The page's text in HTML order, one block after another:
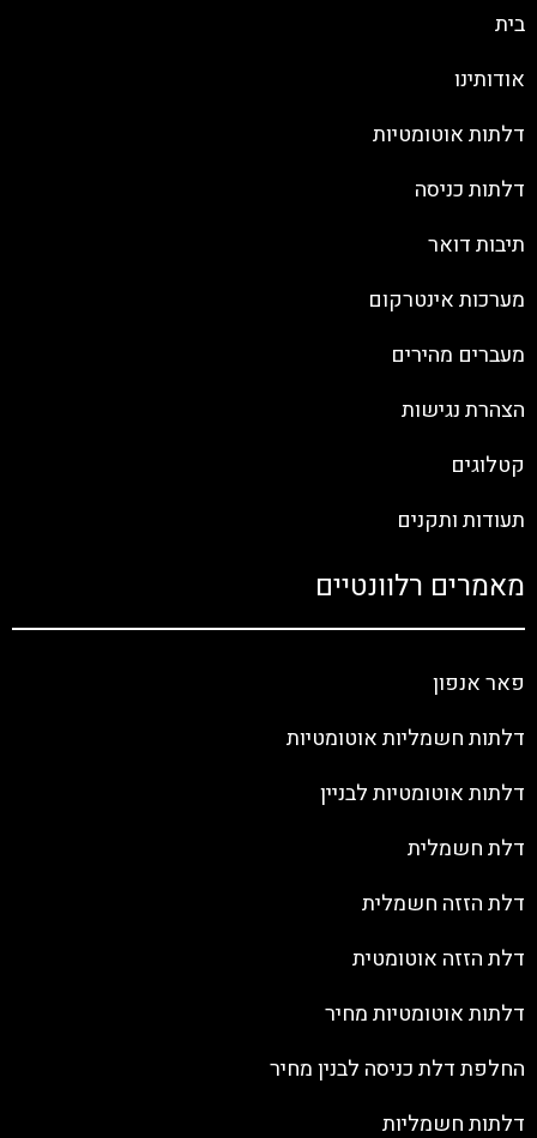
בית
אודותינו
דלתות אוטומטיות
דלתות כניסה
תיבות דואר
מערכות אינטרקום
מעברים מהירים
הצהרת נגישות
קטלוגים
תעודות ותקנים
מאמרים רלוונטיים
פאר אנפון
דלתות חשמליות אוטומטיות
דלתות אוטומטיות לבניין
דלת חשמלית
דלת הזזה חשמלית
דלת הזזה אוטומטית
דלתות אוטומטיות מחיר
החלפת דלת כניסה לבנין מחיר
דלתות חשמליות